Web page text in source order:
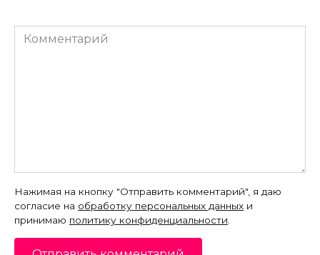
Комментарий
Нажимая на кнопку "Отправить комментарий", я даю
согласие на обработку персональных данных и
принимаю политику конфиденциальности